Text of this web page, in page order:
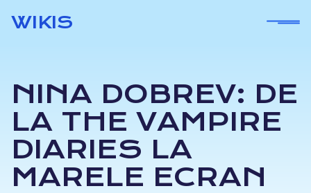
WIKIS
NINA DOBREV: DE
LA THE VAMPIRE
DIARIES LA
MARELE ECRAN